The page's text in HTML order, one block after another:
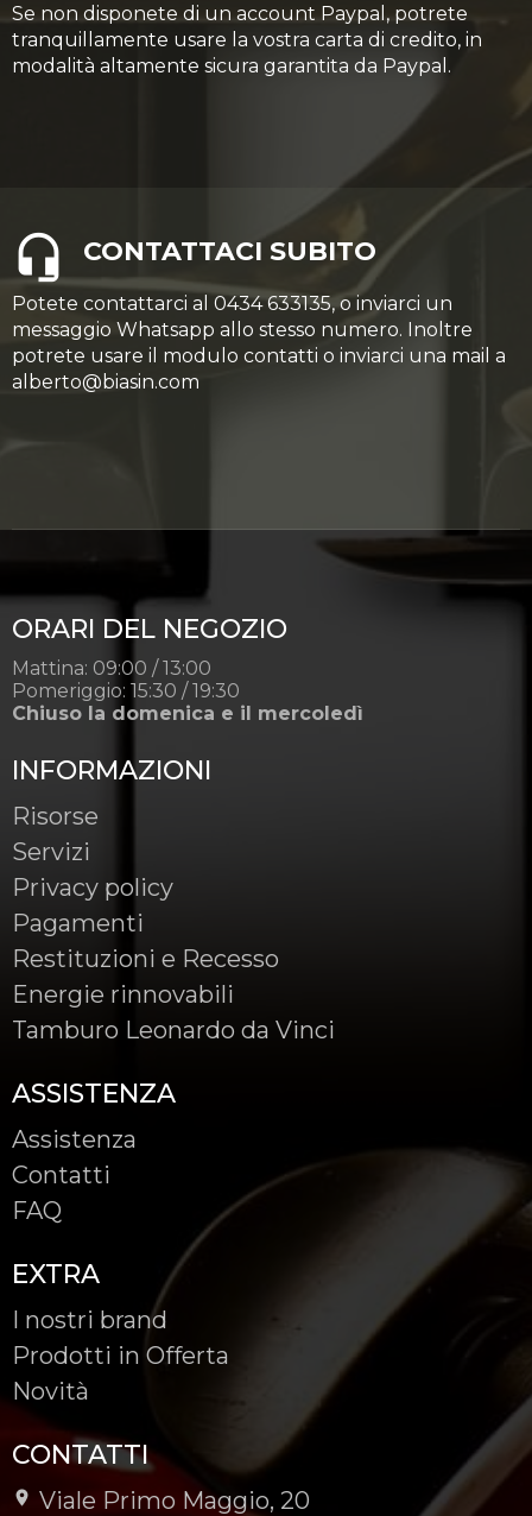
Se non disponete di un account Paypal, potrete
tranquillamente usare la vostra carta di credito, in
modalità altamente sicura garantita da Paypal.
CONTATTACI SUBITO
Potete contattarci al 0434 633135, o inviarci un
messaggio Whatsapp allo stesso numero. Inoltre
potrete usare il modulo contatti o inviarci una mail a
alberto@biasin.com
ORARI DEL NEGOZIO
Mattina: 09:00 / 13:00
Pomeriggio: 15:30 / 19:30
Chiuso la domenica e il mercoledì
INFORMAZIONI
Risorse
Servizi
Privacy policy
Pagamenti
Restituzioni e Recesso
Energie rinnovabili
Tamburo Leonardo da Vinci
ASSISTENZA
Assistenza
Contatti
FAQ
EXTRA
I nostri brand
Prodotti in Offerta
Novità
CONTATTI
Viale Primo Maggio, 20